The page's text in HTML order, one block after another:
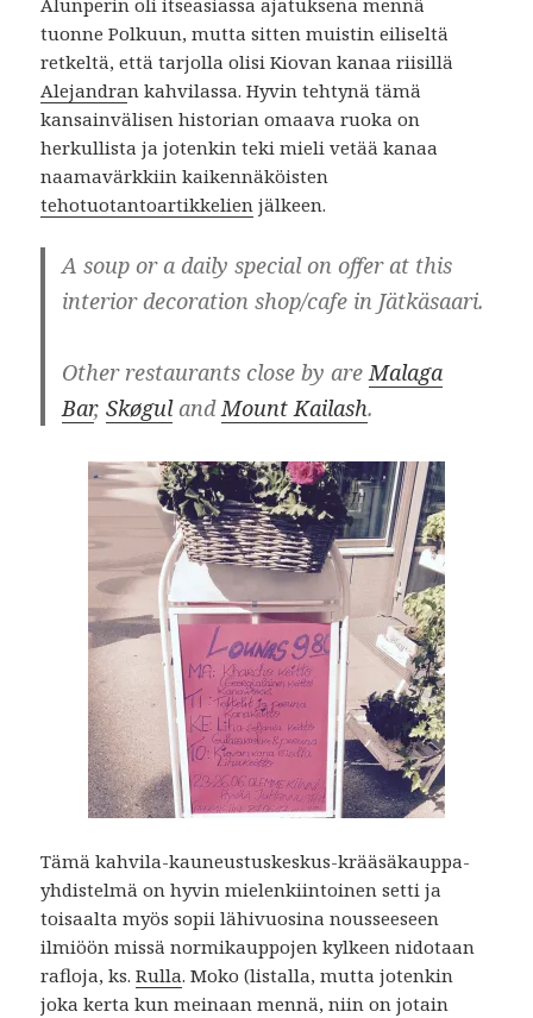
tuonne Polkuun, mutta sitten muistin eiliseltä
retkeltä, että tarjolla olisi Kiovan kanaa riisillä
Alejandran kahvilassa. Hyvin tehtynä tämä
kansainvälisen historian omaava ruoka on
herkullista ja jotenkin teki mieli vetää kanaa
naamavärkkiin kaikennäköisten
tehotuotantoartikkelien jälkeen.
A soup or a daily special on offer at this
interior decoration shop/cafe in Jätkäsaari.
Other restaurants close by areMalaga
Bar,SkøgulandMount Kailash.
Tämä kahvila-kauneustuskeskus-krääsäkauppa-
yhdistelmä on hyvin mielenkiintoinen setti ja
toisaalta myös sopii lähivuosina nousseeseen
ilmiöön missä normikauppojen kylkeen nidotaan
rafloja, ks.Rulla. Moko (listalla, mutta jotenkin
joka kerta kun meinaan mennä, niin on jotain